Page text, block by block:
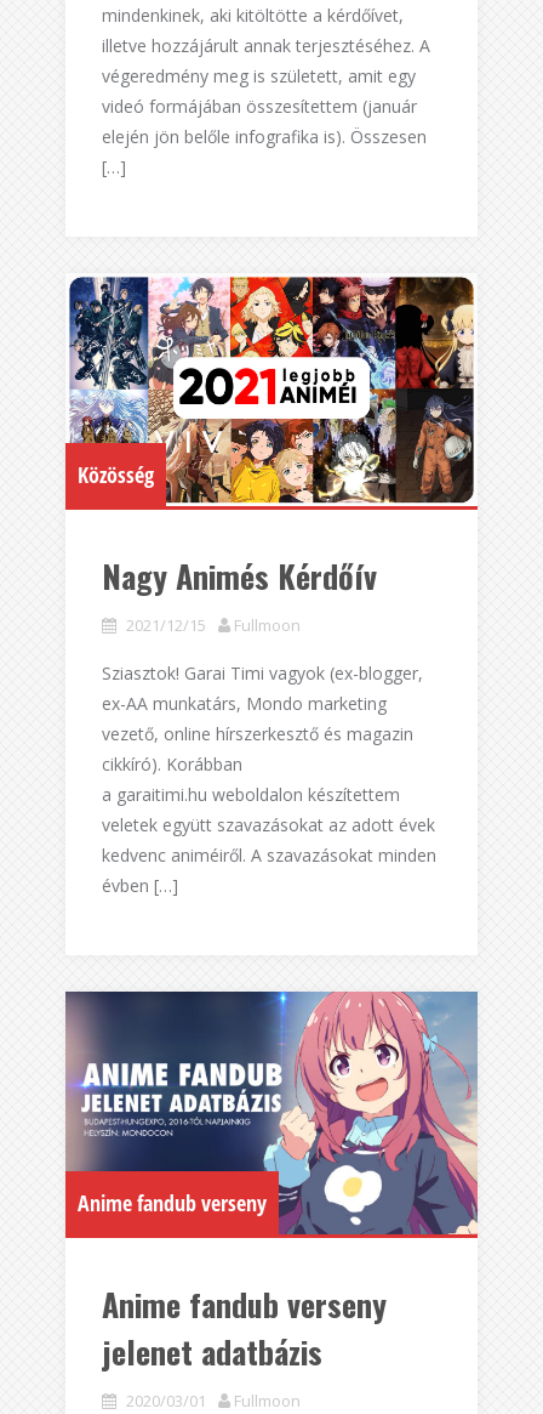
mindenkinek, aki kitöltötte a kérdőívet,
illetve hozzájárult annak terjesztéséhez. A
végeredmény meg is született, amit egy
videó formájában összesítettem (január
elején jön belőle infografika is). Összesen
[…]
Közösség
Nagy Animés Kérdőív
2021/12/15 Fullmoon
Sziasztok! Garai Timi vagyok (ex-blogger,
ex-AA munkatárs, Mondo marketing
vezető, online hírszerkesztő és magazin
cikkíró). Korábban
a garaitimi.hu weboldalon készítettem
veletek együtt szavazásokat az adott évek
kedvenc animéiről. A szavazásokat minden
évben […]
Anime fandub verseny
Anime fandub verseny
jelenet adatbázis
2020/03/01 Fullmoon